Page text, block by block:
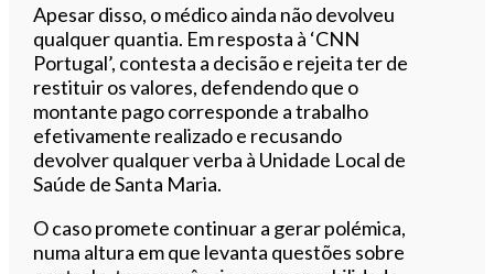
Apesar disso, o médico ainda não devolveu
qualquer quantia. Em resposta à ‘CNN
Portugal’, contesta a decisão e rejeita ter de
restituir os valores, defendendo que o
montante pago corresponde a trabalho
efetivamente realizado e recusando
devolver qualquer verba à Unidade Local de
Saúde de Santa Maria.
O caso promete continuar a gerar polémica,
numa altura em que levanta questões sobre